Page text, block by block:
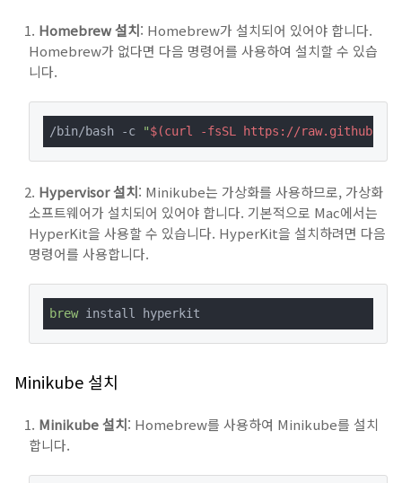
Homebrew 설치: Homebrew가 설치되어 있어야 합니다.
Homebrew가 없다면 다음 명령어를 사용하여 설치할 수 있습
니다.
/bin/bash -c "$(curl -fsSL https://
Hypervisor 설치: Minikube는 가상화를 사용하므로, 가상화
소프트웨어가 설치되어 있어야 합니다. 기본적으로 Mac에서는
HyperKit을 사용할 수 있습니다. HyperKit을 설치하려면 다음
명령어를 사용합니다.
brew install hyperkit
Minikube 설치
Minikube 설치: Homebrew를 사용하여 Minikube를 설치
합니다.